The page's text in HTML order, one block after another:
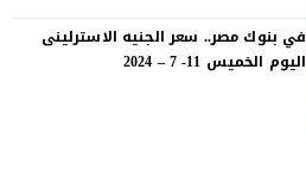
في بنوك مصر.. سعر الجنيه الاسترلينى
اليوم الخميس 11- 7 – 2024